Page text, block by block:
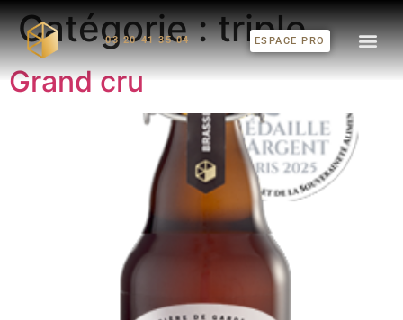
03 20 41 35 04 ESPACE PRO
Catégorie :triple
Grand cru